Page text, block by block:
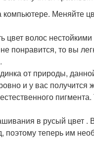
компьютере. Меняйте
волос
понравится, то вы
от природы,
и у вас
в русый цвет
поэтому теперь им